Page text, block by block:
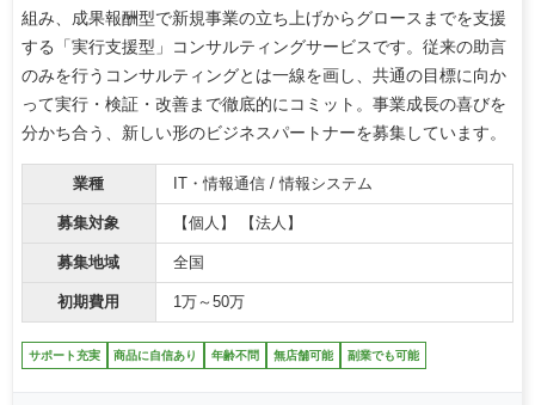
組み、成果報酬型で新規事業の立ち上げからグロースまでを支援
する「実行支援型」コンサルティングサービスです。従来の助言
のみを行うコンサルティングとは一線を画し、共通の目標に向か
って実行・検証・改善まで徹底的にコミット。事業成長の喜びを
分かち合う、新しい形のビジネスパートナーを募集しています。
業種 IT・情報通信 / 情報システム
募集対象 【個人】 【法人】
募集地域 全国
初期費用 1万～50万
サポート充実 商品に自信あり 年齢不問 無店舗可能 副業でも可能